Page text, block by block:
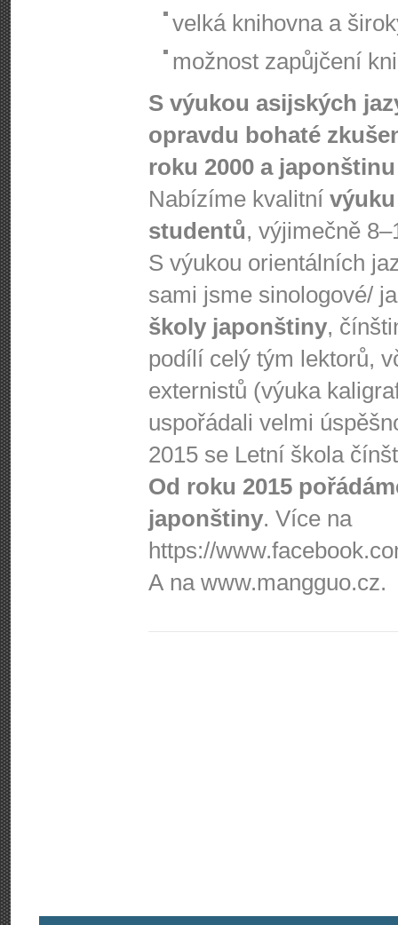
velká knihovna a
možnost zapůjčení
S výukou asijských
opravdu bohaté
roku 2000 a
Nabízíme kvalitní
studentů, výjimečně
S výukou orientálních
sami jsme sinologové/
školy japonštiny,
podílí celý tým lektorů,
externistů (výuka
uspořádali velmi
2015 se Letní škola
Od roku 2015
japonštiny. Více na
https://
A na www.mangguo.cz.